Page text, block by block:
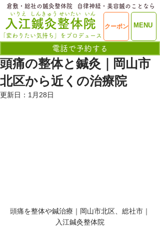
ME
​入江鍼灸整体院
いりえ
MENU
クーポン
電話で予約する
せいたい
しんきゅう いん
「変わりたい気持ち」をプロデュース
​倉敷・総社の鍼灸整体院 ​自律神経・美容鍼のことなら
頭痛の整体と鍼灸｜岡山市
北区から近くの治療院
更新日： 1月28日
頭痛を整体や鍼治療｜岡山市北区、総社市｜
入江鍼灸整体院